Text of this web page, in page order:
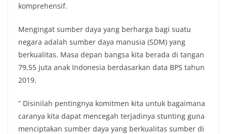
komprehensif.
Mengingat sumber daya yang berharga bagi suatu
negara adalah sumber daya manusia (SDM) yang
berkualitas. Masa depan bangsa kita berada di tangan
79,55 juta anak Indonesia berdasarkan data BPS tahun
2019.
” Disinilah pentingnya komitmen kita untuk bagaimana
caranya kita dapat mencegah terjadinya stunting guna
menciptakan sumber daya yang berkualitas sumber di